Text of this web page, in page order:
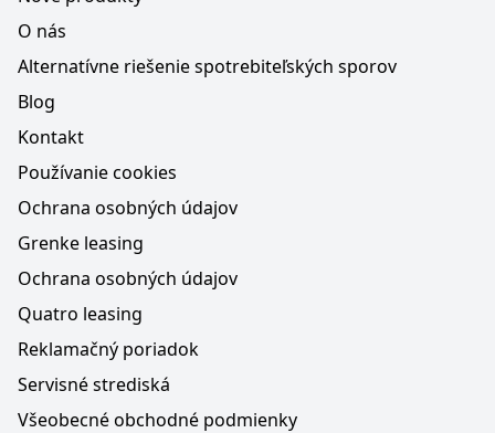
O nás
Alternatívne riešenie spotrebiteľských sporov
Blog
Kontakt
Používanie cookies
Ochrana osobných údajov
Grenke leasing
Ochrana osobných údajov
Quatro leasing
Reklamačný poriadok
Servisné strediská
Všeobecné obchodné podmienky